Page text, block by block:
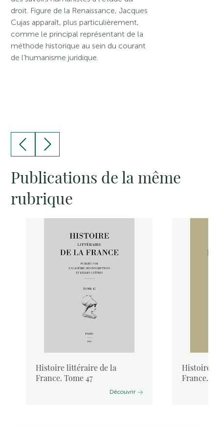
droit. Figure de la Renaissance, Jacques
Cujas apparaît, plus particulièrement,
comme le principal représentant de la
méthode historique au sein du courant
de l’humanisme juridique.
Publications de la même
rubrique
Histoire littéraire de la
France. Tome 47
Découvrir
Histoire
France.